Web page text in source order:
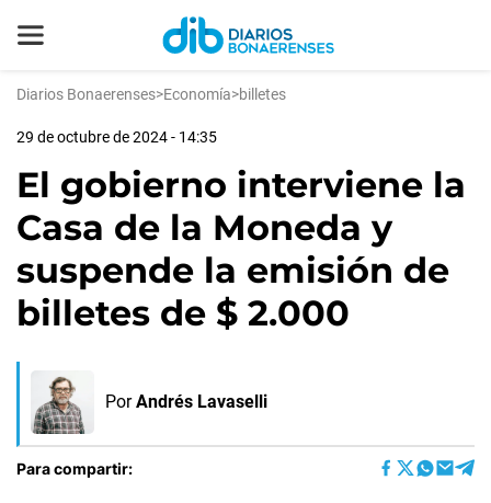
Diarios Bonaerenses>Economía>billetes
29 de octubre de 2024 - 14:35
El gobierno interviene la
Casa de la Moneda y
suspende la emisión de
billetes de $ 2.000
Por Andrés Lavaselli
Para compartir: